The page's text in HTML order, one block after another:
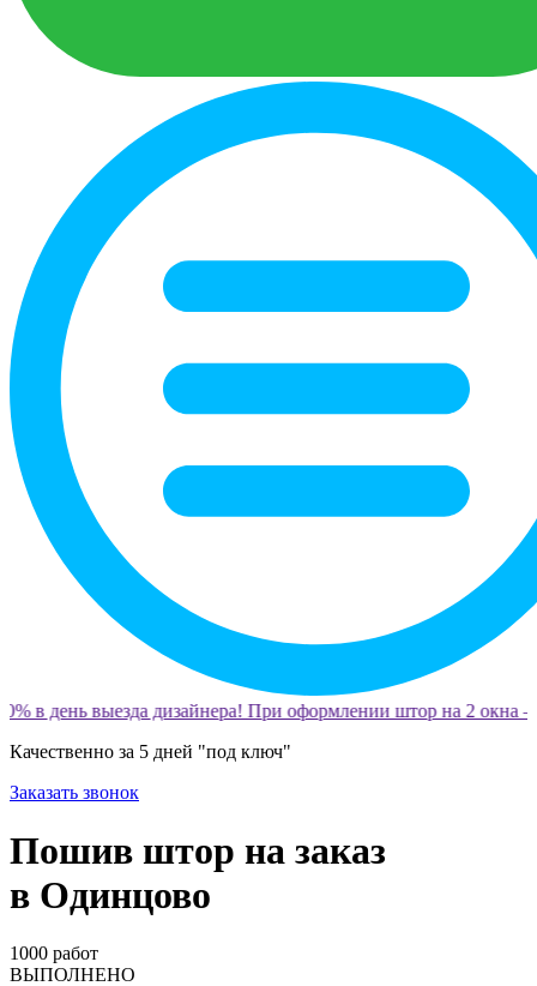
в день выезда дизайнера! При оформлении штор на 2 окна
Качественно за 5 дней "под ключ"
Заказать звонок
Пошив штор на заказ
в Одинцово
1000 работ
ВЫПОЛНЕНО